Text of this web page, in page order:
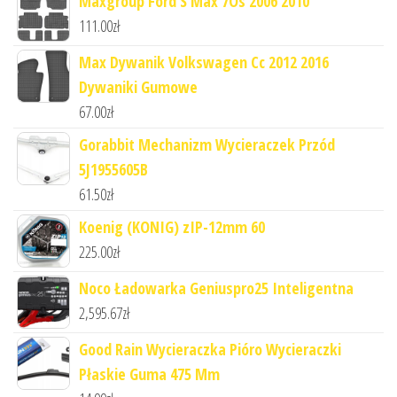
111.00zł
Max Dywanik Volkswagen Cc 2012 2016
Dywaniki Gumowe
67.00zł
Gorabbit Mechanizm Wycieraczek Przód
5J1955605B
61.50zł
Koenig (KONIG) zIP-12mm 60
225.00zł
Noco Ładowarka Geniuspro25 Inteligentna
2,595.67zł
Good Rain Wycieraczka Pióro Wycieraczki
Płaskie Guma 475 Mm